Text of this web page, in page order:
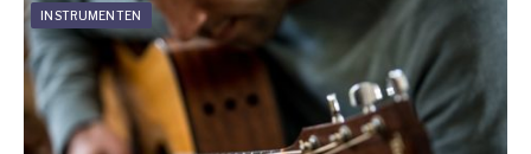
INSTRUMENTEN